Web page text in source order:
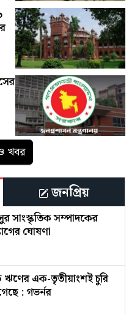
খবর
জনপ্রিয়
সাংস্কৃতিক সম্পাদকের
ঘোষণা
ঋণের এক-তৃতীয়াংশই চুরি
: গভর্নর